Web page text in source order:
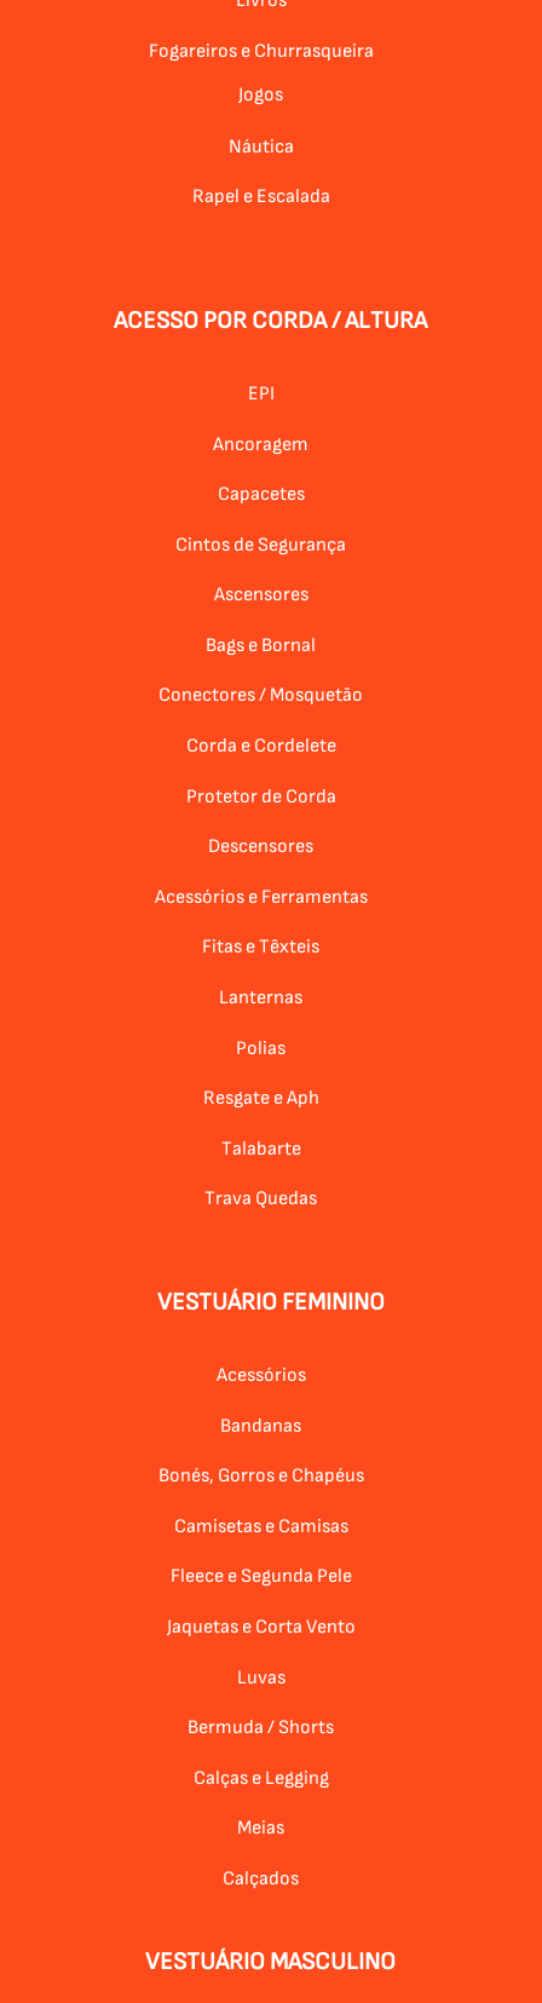
Fogareiros e Churrasqueira
Jogos
Náutica
Rapel e Escalada
ACESSO POR CORDA / ALTURA
EPI
Ancoragem
Capacetes
Cintos de Segurança
Ascensores
Bags e Bornal
Conectores / Mosquetão
Corda e Cordelete
Protetor de Corda
Descensores
Acessórios e Ferramentas
Fitas e Têxteis
Lanternas
Polias
Resgate e Aph
Talabarte
Trava Quedas
VESTUÁRIO FEMININO
Acessórios
Bandanas
Bonés, Gorros e Chapéus
Camisetas e Camisas
Fleece e Segunda Pele
Jaquetas e Corta Vento
Luvas
Bermuda / Shorts
Calças e Legging
Meias
Calçados
VESTUÁRIO MASCULINO